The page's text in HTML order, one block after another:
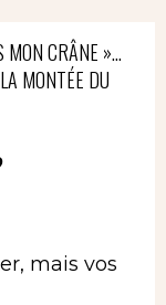
MON CRÂNE »…
MONTÉE DU
mais vos